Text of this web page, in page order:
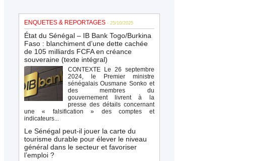
ENQUETES & REPORTAGES - 25/10/2025
État du Sénégal – IB Bank Togo/Burkina
Faso : blanchiment d’une dette cachée
de 105 milliards FCFA en créance
souveraine (texte intégral)
CONTEXTE Le 26 septembre
2024, le Premier ministre
sénégalais Ousmane Sonko et
des membres du
gouvernement livrent à la
presse des détails concernant
une « falsification » des comptes et
indicateurs...
Le Sénégal peut-il jouer la carte du
tourisme durable pour élever le niveau
général dans le secteur et favoriser
l’emploi ?